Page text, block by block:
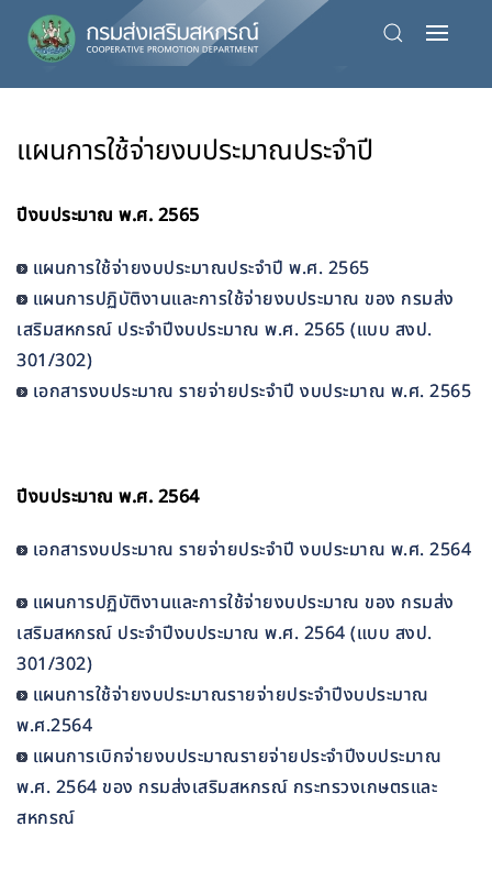
Skip
to
content
แผนการใช้จ่ายงบประมาณประจำปี
ปีงบประมาณ พ.ศ. 2565
แผนการใช้จ่ายงบประมาณประจำปี พ.ศ. 2565
แผนการปฏิบัติงานและการใช้จ่ายงบประมาณ ของ กรมส่ง
เสริมสหกรณ์ ประจำปีงบประมาณ พ.ศ. 2565 (แบบ สงป.
301/302)
เอกสารงบประมาณ รายจ่ายประจำปี งบประมาณ พ.ศ. 2565
ปีงบประมาณ พ.ศ. 2564
เอกสารงบประมาณ รายจ่ายประจำปี งบประมาณ พ.ศ. 2564
แผนการปฏิบัติงานและการใช้จ่ายงบประมาณ ของ กรมส่ง
เสริมสหกรณ์ ประจำปีงบประมาณ พ.ศ. 2564 (แบบ สงป.
301/302)
แผนการใช้จ่ายงบประมาณรายจ่ายประจำปีงบประมาณ
พ.ศ.2564
แผนการเบิกจ่ายงบประมาณรายจ่ายประจำปีงบประมาณ
พ.ศ. 2564 ของ กรมส่งเสริมสหกรณ์ กระทรวงเกษตรและ
สหกรณ์